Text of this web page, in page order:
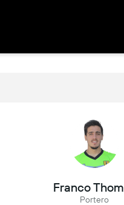
Franco
Portero